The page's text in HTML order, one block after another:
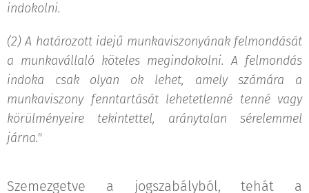
indokolni.
(2) A határozott idejű munkaviszonyának felmondását
a munkavállaló köteles megindokolni. A felmondás
indoka csak olyan ok lehet, amely számára a
munkaviszony fenntartását lehetetlenné tenné vagy
körülményeire tekintettel, aránytalan sérelemmel
járna."
Szemezgetve a jogszabályból, tehát a